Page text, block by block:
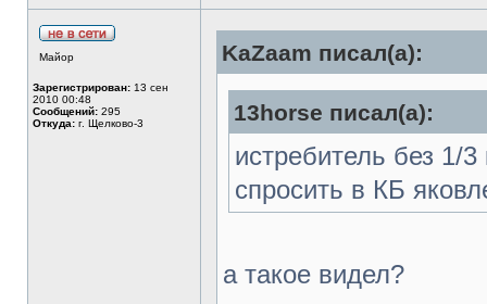
Майор
Зарегистрирован: 13 сен
2010 00:48
Сообщений: 295
Откуда: г. Щелково-3
KaZaam писал(а):
13horse писал(а):
истребитель без 1/
спросить в КБ
а такое видел?